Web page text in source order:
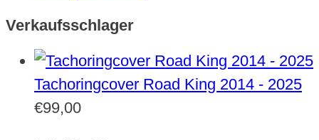
Verkaufsschlager
Tachoringcover Road King 2014 - 2025
€99,00